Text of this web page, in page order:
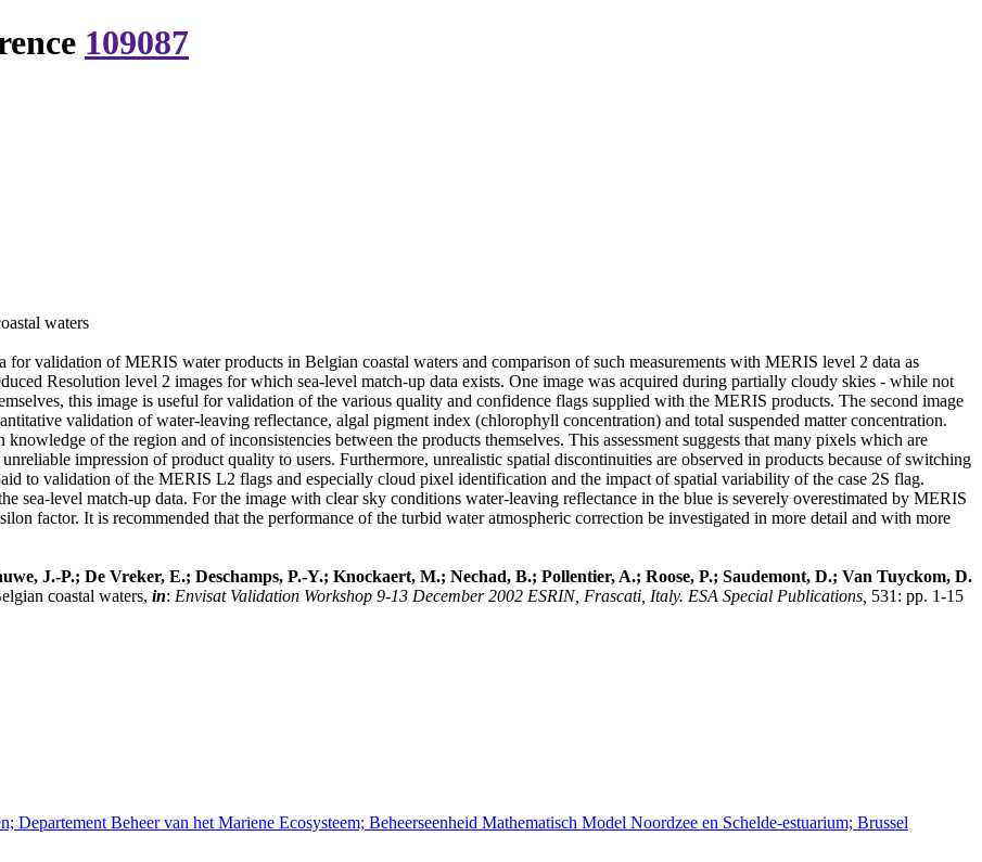
109087
waters
for validation of MERIS water products in Belgian coastal waters and comparison of such measurements with MERIS level 2 data as
Resolution level 2 images for which sea-level match-up data exists. One image was acquired during partially cloudy skies - while not
this image is useful for validation of the various quality and confidence flags supplied with the MERIS products. The second image
validation of water-leaving reflectance, algal pigment index (chlorophyll concentration) and total suspended matter concentration.
knowledge of the region and of inconsistencies between the products themselves. This assessment suggests that many pixels which are
impression of product quality to users. Furthermore, unrealistic spatial discontinuities are observed in products because of switching
to validation of the MERIS L2 flags and especially cloud pixel identification and the impact of spatial variability of the case 2S flag.
sea-level match-up data. For the image with clear sky conditions water-leaving reflectance in the blue is severely overestimated by MERIS
factor. It is recommended that the performance of the turbid water atmospheric correction be investigated in more detail and with more
J.-P.; De Vreker, E.; Deschamps, P.-Y.; Knockaert, M.; Nechad, B.; Pollentier, A.; Roose, P.; Saudemont, D.; Van Tuyckom, D.
coastal waters, in: Envisat Validation Workshop 9-13 December 2002 ESRIN, Frascati, Italy. ESA Special Publications, 531: pp. 1-15
Beheer van het Mariene Ecosysteem; Beheerseenheid Mathematisch Model Noordzee en Schelde-estuarium; Brussel